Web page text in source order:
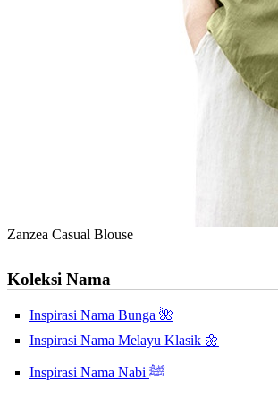
Zanzea Casual Blouse
Koleksi Nama
Inspirasi Nama Bunga 🌺
Inspirasi Nama Melayu Klasik 🌼
Inspirasi Nama Nabi ﷺ